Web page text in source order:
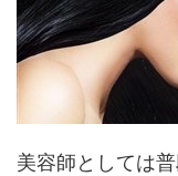
美容師としては